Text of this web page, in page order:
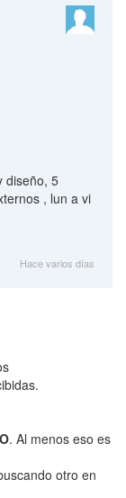
diseño, 5
, lun a vi
Hace varios días
. Al menos eso es
otro en